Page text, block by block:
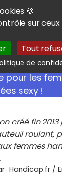
cookies
🍪
sur ceux
Tout
de
pour les
sexy !
créé fin
roulant,
femmes
Handicap.fr /